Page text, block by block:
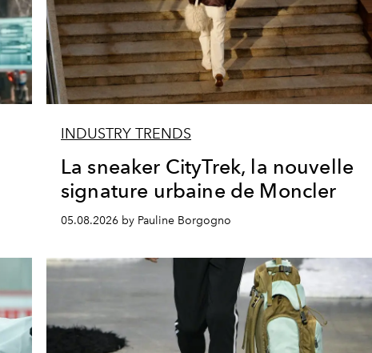
INDUSTRY TRENDS
La sneaker CityTrek, la nouvelle
signature urbaine de Moncler
05.08.2026 by Pauline Borgogno